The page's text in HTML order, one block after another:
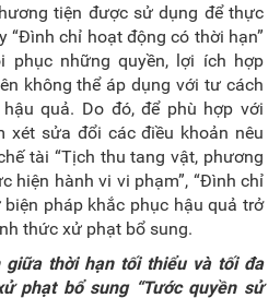
tiện được sử dụng để thực
“Đình chỉ hoạt động có thời hạn”
phục những quyền, lợi ích hợp
không thể áp dụng với tư cách
quả. Do đó, để phù hợp với
xét sửa đổi các điều khoản nêu
tài “Tịch thu tang vật, phương
hiện hành vi vi phạm”, “Đình chỉ
pháp khắc phục hậu quả trở
thức xử phạt bổ sung.
giữathời hạn tối thiểu và tối đa
phạt bổ sung “Tước quyền sử